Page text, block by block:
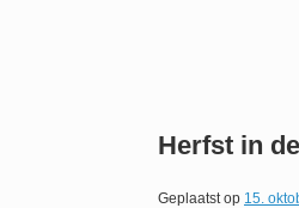
Herfst in
Geplaatst op 15.